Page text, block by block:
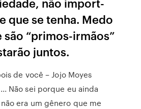
que se tenha. Medo
são “primos-irmãos”
juntos.
de você – Jojo Moyes
Não sei porque eu ainda
era um gênero que me